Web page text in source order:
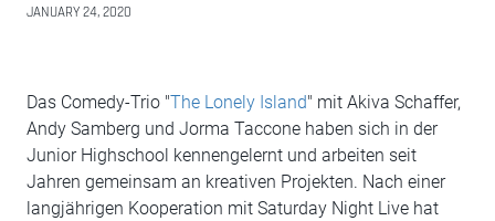
JANUARY 24, 2020
Das Comedy-Trio "The Lonely Island" mit Akiva Schaffer,
Andy Samberg und Jorma Taccone haben sich in der
Junior Highschool kennengelernt und arbeiten seit
Jahren gemeinsam an kreativen Projekten. Nach einer
langjährigen Kooperation mit Saturday Night Live hat